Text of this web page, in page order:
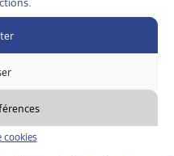
cookies
DE LUTTE
ENFANTS